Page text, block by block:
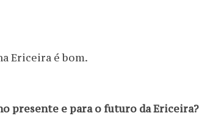
Ericeira é bom.
presente e para o futuro da Ericeira?